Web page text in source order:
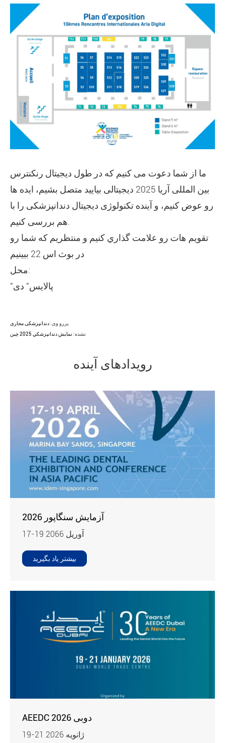
ما از شما دعوت می کنیم که در طول دیجیتال رنکنترس
بین المللی آریا 2025 دیجیتالی بیایید متصل بشیم، ایده ها
رو عوض کنیم، و آینده تکنولوژی دیجیتال دندانپزشکی را با
تقويم هات رو علامت گذاري کنيم و منتظريم که شما رو
در بوث اس 22 ببينيم
محل:
"پالایس" دی
پررو وی:دندانپزشکی مجاری
نشده: نمايش دندانپزشکي 2025 چين
رویدادهای آینده
آزمایش سنگاپور 2026
17-19 آوريل 2066
بیشتر یاد بگیرید
AEEDC دوبی 2026
19-21 ژانویه 2026